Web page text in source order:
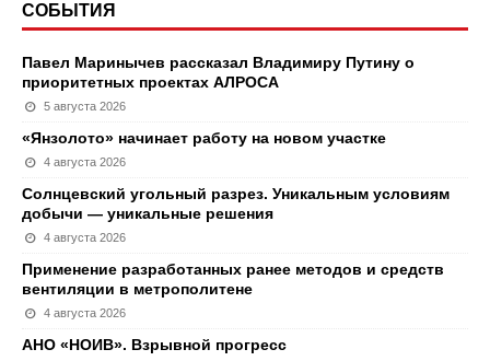
СОБЫТИЯ
Павел Маринычев рассказал Владимиру Путину о
приоритетных проектах АЛРОСА
5 августа 2026
«Янзолото» начинает работу на новом участке
4 августа 2026
Солнцевский угольный разрез. Уникальным условиям
добычи — уникальные решения
4 августа 2026
Применение разработанных ранее методов и средств
вентиляции в метрополитене
4 августа 2026
АНО «НОИВ». Взрывной прогресс